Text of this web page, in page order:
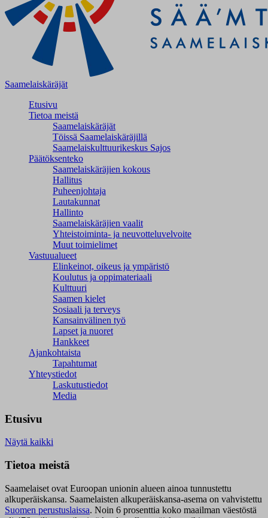
Saamelaiskäräjät
Etusivu
Tietoa meistä
Saamelaiskäräjät
Töissä Saamelaiskäräjillä
Saamelaiskulttuuri­keskus Sajos
Päätöksenteko
Saamelaiskäräjien kokous
Hallitus
Puheenjohtaja
Lautakunnat
Hallinto
Saamelaiskäräjien vaalit
Yhteistoiminta- ja neuvotteluvelvoite
Muut toimielimet
Vastuualueet
Elinkeinot, oikeus ja ympäristö
Koulutus ja oppimateriaali
Kulttuuri
Saamen kielet
Sosiaali ja terveys
Kansainvälinen työ
Lapset ja nuoret
Hankkeet
Ajankohtaista
Tapahtumat
Yhteystiedot
Laskutustiedot
Media
Etusivu
Näytä kaikki
Tietoa meistä
Saamelaiset ovat Euroopan unionin alueen ainoa tunnustettu
alkuperäiskansa. Saamelaisten alkuperäiskansa-asema on vahvistettu
Suomen perustuslaissa. Noin 6 prosenttia koko maailman väestöstä